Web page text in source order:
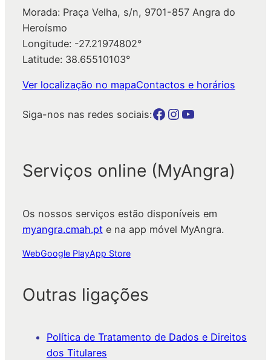
Morada: Praça Velha, s/n, 9701-857 Angra do
Heroísmo
Longitude: -27.21974802°
Latitude: 38.65510103°
Ver localização no mapaContactos e horários
Siga-nos nas redes sociais:Botão para a página da autarquia no Facebook Botão para a página da autarquia no Instagram Botão para a página da autarquia no Youtube
Serviços online (MyAngra)
Os nossos serviços estão disponíveis em
myangra.cmah.pt e na app móvel MyAngra.
WebGoogle PlayApp Store
Outras ligações
Política de Tratamento de Dados e Direitos
dos Titulares